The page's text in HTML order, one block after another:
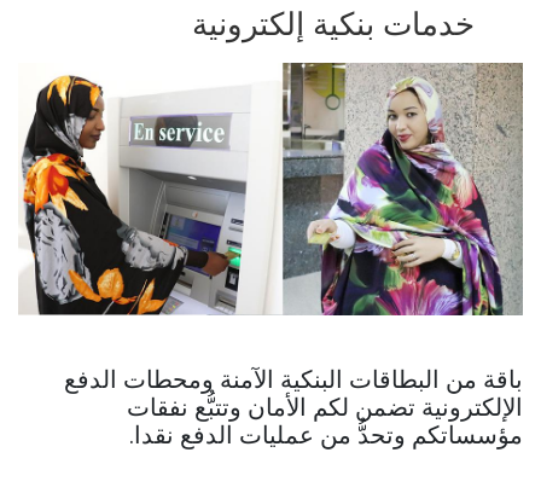
خدمات بنكية إلكترونية
باقة من البطاقات البنكية الآمنة ومحطات الدفع
الإلكترونية تضمن لكم الأمان وتتبُّع نفقات
مؤسساتكم وتحدُّ من عمليات الدفع نقدا.